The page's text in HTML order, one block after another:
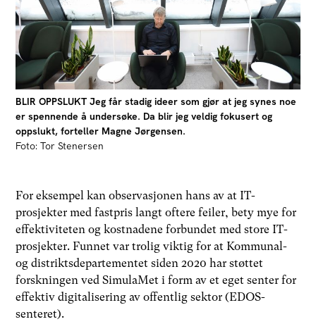
BLIR OPPSLUKT Jeg får stadig ideer som gjør at jeg synes noe
er spennende å undersøke. Da blir jeg veldig fokusert og
oppslukt, forteller Magne Jørgensen.
Foto: Tor Stenersen
For eksempel kan observasjonen hans av at IT-
prosjekter med fastpris langt oftere feiler, bety mye for
effektiviteten og kostnadene forbundet med store IT-
prosjekter. Funnet var trolig viktig for at Kommunal-
og distriktsdepartementet siden 2020 har støttet
forskningen ved SimulaMet i form av et eget senter for
effektiv digitalisering av offentlig sektor (EDOS-
senteret).